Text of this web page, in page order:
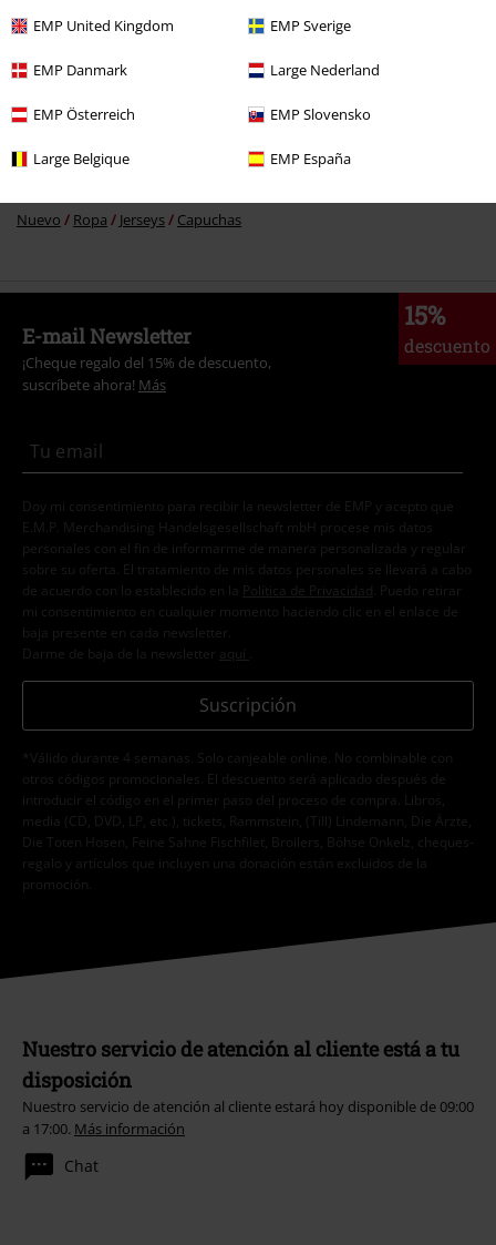
EMP United Kingdom EMP Sverige
EMP Danmark Large Nederland
EMP Österreich EMP Slovensko
Large Belgique EMP España
Estilos Ropa negra Jerséis y cárdigans negros
Tallas Grandes Jerseys Sudadera con Capucha
Ofertas % Hombre Jerséis y sudaderas Capuchas
Tallas Grandes Ropa de Hombre Jerseys Capuchas
Nuevo Ropa Jerseys Capuchas
15%
descuento
E-mail Newsletter
¡Cheque regalo del 15% de descuento,
suscríbete ahora! Más
Doy mi consentimiento para recibir la newsletter de EMP y acepto que
E.M.P. Merchandising Handelsgesellschaft mbH procese mis datos
personales con el fin de informarme de manera personalizada y regular
sobre su oferta. El tratamiento de mis datos personales se llevará a cabo
de acuerdo con lo establecido en la
Política de Privacidad . Puedo retirar
mi consentimiento en cualquier momento haciendo clic en el enlace de
baja presente en cada newsletter.
Darme de baja de la newsletter
aquí
Suscripción
*Válido durante 4 semanas. Solo canjeable online. No combinable con
otros códigos promocionales. El descuento será aplicado después de
introducir el código en el primer paso del proceso de compra. Libros,
media (CD, DVD, LP, etc.), tickets, Rammstein, (Till) Lindemann, Die Ärzte,
Die Toten Hosen, Feine Sahne Fischfilet, Broilers, Böhse Onkelz, cheques-
regalo y artículos que incluyen una donación están excluidos de la
promoción.
Nuestro servicio de atención al cliente está a tu
disposición
Nuestro servicio de atención al cliente estará hoy disponible de 09:00
a 17:00. Más información
Chat